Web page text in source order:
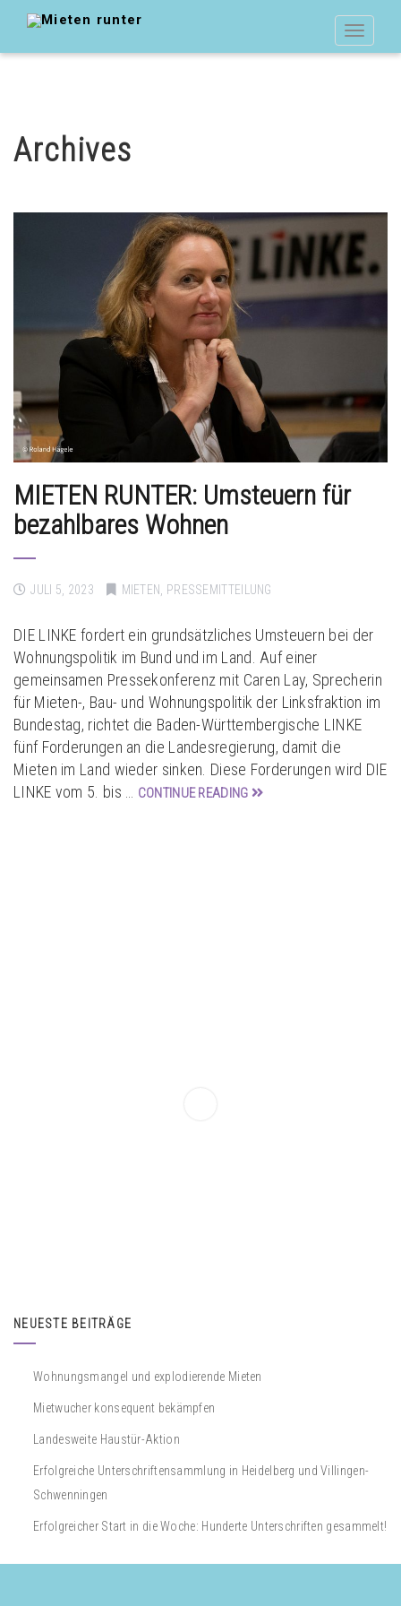
Toggle
Archives
MIETEN RUNTER: Umsteuern für
bezahlbares Wohnen
JULI 5, 2023 MIETEN PRESSEMITTEILUNG
DIE LINKE fordert ein grundsätzliches Umsteuern bei der
Wohnungspolitik im Bund und im Land. Auf einer
gemeinsamen Pressekonferenz mit Caren Lay, Sprecherin
für Mieten-, Bau- und Wohnungspolitik der Linksfraktion im
Bundestag, richtet die Baden-Württembergische LINKE
fünf Forderungen an die Landesregierung, damit die
Mieten im Land wieder sinken. Diese Forderungen wird DIE
LINKE vom 5. bis …
CONTINUE READING
NEUESTE BEITRÄGE
Wohnungsmangel und explodierende Mieten
Mietwucher konsequent bekämpfen
Landesweite Haustür-Aktion
Erfolgreiche Unterschriftensammlung in Heidelberg und Villingen-
Schwenningen
Erfolgreicher Start in die Woche: Hunderte Unterschriften gesammelt!